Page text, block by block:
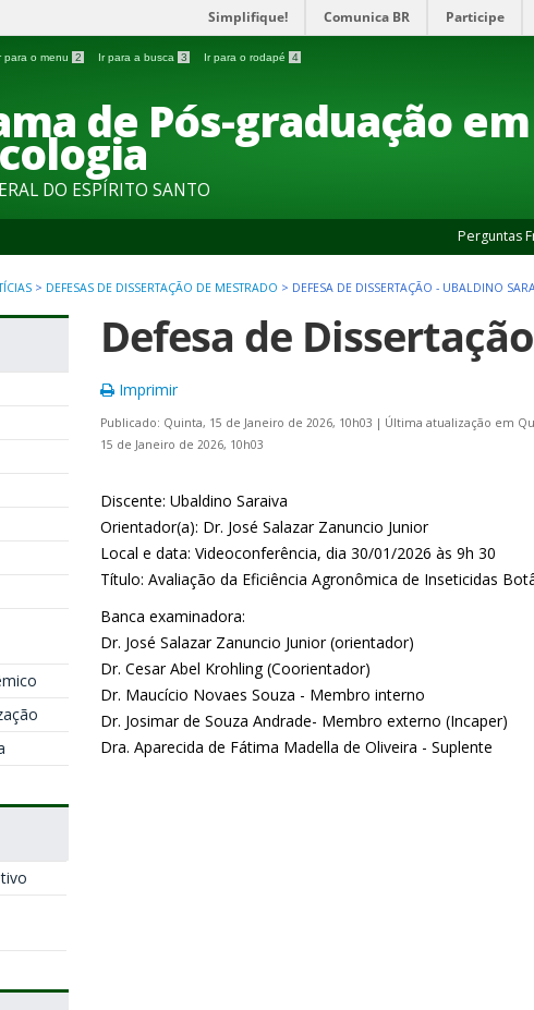
Simplifique! Comunica BR Participe
para o menu 2 Ir para a busca 3 Ir para o rodapé 4
de Pós-graduação em
DO ESPÍRITO SANTO
Perguntas
> DEFESAS DE DISSERTAÇÃO DE MESTRADO > DEFESA DE DISSERTAÇÃO - UBALDINO
Defesa de
Imprimir
Publicado: Quinta, 15 de Janeiro de 2026, 10h03 | Última atualização em
15 de Janeiro de 2026, 10h03
Discente: Ubaldino Saraiva
Orientador(a): Dr. José Salazar Zanuncio Junior
Local e data: Videoconferência, dia 30/01/2026 às 9h 30
Título: Avaliação da Eficiência Agronômica de Inseticidas
Banca examinadora:
Dr. José Salazar Zanuncio Junior (orientador)
Dr. Cesar Abel Krohling (Coorientador)
Dr. Maucício Novaes Souza - Membro interno
Dr. Josimar de Souza Andrade- Membro externo (Incaper)
Dra. Aparecida de Fátima Madella de Oliveira - Suplente